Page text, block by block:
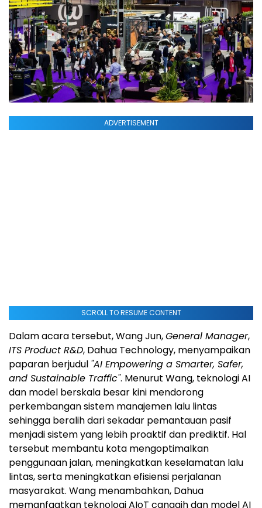
ADVERTISEMENT
SCROLL TO RESUME CONTENT
Dalam acara tersebut, Wang Jun,General Manager,
ITS Product R&D, Dahua Technology, menyampaikan
paparan berjudul "AI Empowering a Smarter, Safer,
and Sustainable Traffic". Menurut Wang, teknologi AI
dan model berskala besar kini mendorong
perkembangan sistem manajemen lalu lintas
sehingga beralih dari sekadar pemantauan pasif
menjadi sistem yang lebih proaktif dan prediktif. Hal
tersebut membantu kota mengoptimalkan
penggunaan jalan, meningkatkan keselamatan lalu
lintas, serta meningkatkan efisiensi perjalanan
masyarakat. Wang menambahkan, Dahua
memanfaatkan teknologi AIoT canggih dan model AI